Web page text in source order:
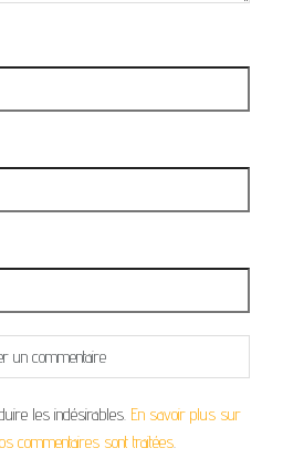
les indésirables. En savoir plus sur
commentaires sont traitées.